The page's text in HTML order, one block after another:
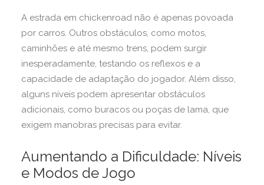
A estrada em chickenroad não é apenas povoada
por carros. Outros obstáculos, como motos,
caminhões e até mesmo trens, podem surgir
inesperadamente, testando os reflexos e a
capacidade de adaptação do jogador. Além disso,
alguns níveis podem apresentar obstáculos
adicionais, como buracos ou poças de lama, que
exigem manobras precisas para evitar.
Aumentando a Dificuldade: Níveis
e Modos de Jogo